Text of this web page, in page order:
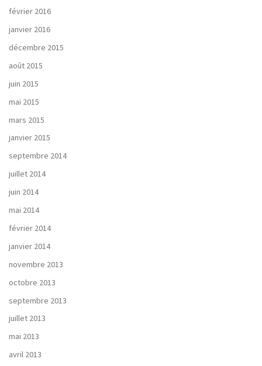
février 2016
janvier 2016
décembre 2015
août 2015
juin 2015
mai 2015
mars 2015
janvier 2015
septembre 2014
juillet 2014
juin 2014
mai 2014
février 2014
janvier 2014
novembre 2013
octobre 2013
septembre 2013
juillet 2013
mai 2013
avril 2013